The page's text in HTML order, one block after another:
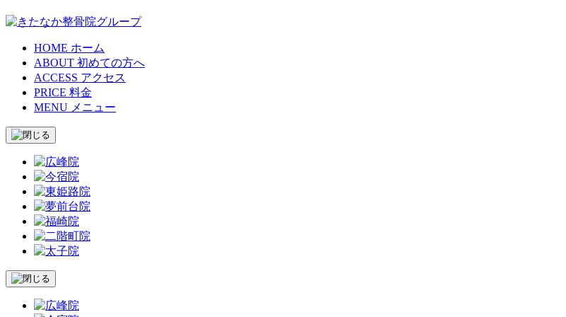
HOME ホーム
ABOUT 初めての方へ
ACCESS アクセス
PRICE 料金
MENU メニュー